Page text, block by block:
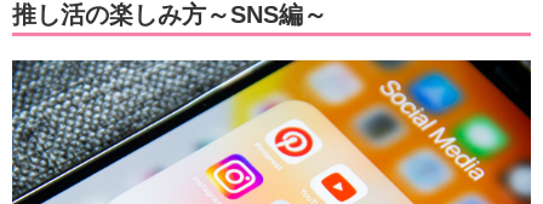
推し活の楽しみ方～SNS編～